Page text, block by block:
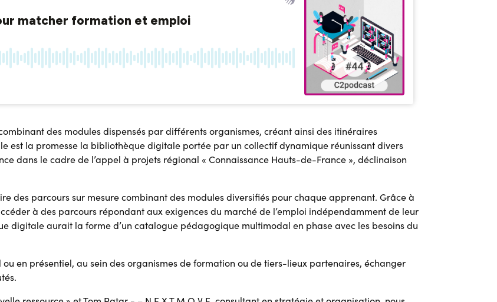
des modules dispensés par différents organismes, créant ainsi des itinéraires
est la promesse la bibliothèque digitale portée par un collectif dynamique réunissant divers
dans le cadre de l’appel à projets régional « Connaissance Hauts-de-France », déclinaison
des parcours sur mesure combinant des modules diversifiés pour chaque apprenant. Grâce à
à des parcours répondant aux exigences du marché de l’emploi indépendamment de leur
digitale aurait la forme d’un catalogue pédagogique multimodal en phase avec les besoins du
en présentiel, au sein des organismes de formation ou de tiers-lieux partenaires, échanger